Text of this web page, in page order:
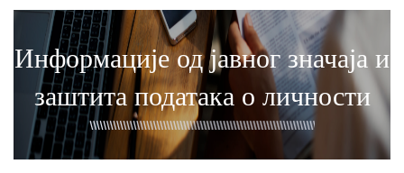
Информације од јавног значаја и
заштита података о личности